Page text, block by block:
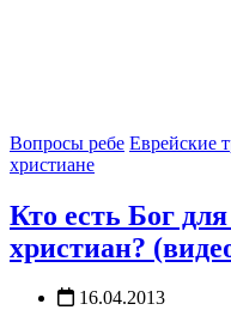
Вопросы ребе Еврейские
христиане
Кто есть Бог
христиан?
16.04.2013